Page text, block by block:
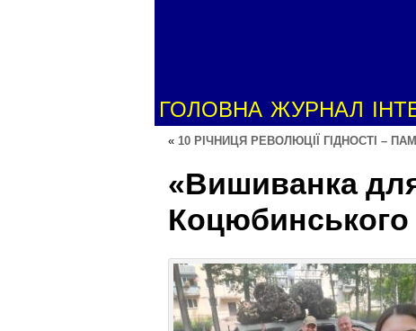
ГОЛОВНА ЖУРНАЛ
« 10 РІЧНИЦЯ РЕВОЛЮЦІЇ ГІДНОСТІ –
«Вишиванка
Коцюбинського